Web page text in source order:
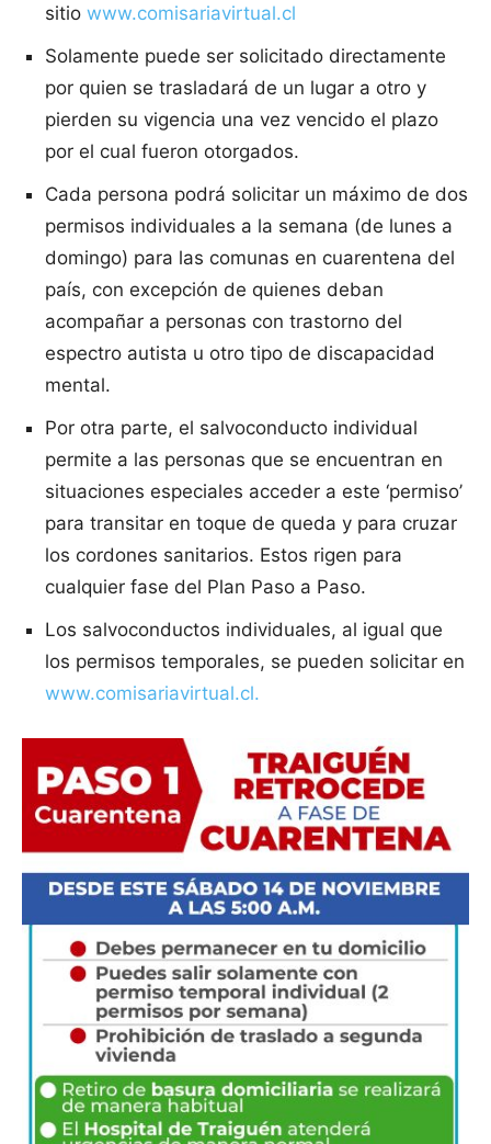
sitio www.comisariavirtual.cl
Solamente puede ser solicitado directamente
por quien se trasladará de un lugar a otro y
pierden su vigencia una vez vencido el plazo
por el cual fueron otorgados.
Cada persona podrá solicitar un máximo de dos
permisos individuales a la semana (de lunes a
domingo) para las comunas en cuarentena del
país, con excepción de quienes deban
acompañar a personas con trastorno del
espectro autista u otro tipo de discapacidad
mental.
Por otra parte, el salvoconducto individual
permite a las personas que se encuentran en
situaciones especiales acceder a este ‘permiso’
para transitar en toque de queda y para cruzar
los cordones sanitarios. Estos rigen para
cualquier fase del Plan Paso a Paso.
Los salvoconductos individuales, al igual que
los permisos temporales, se pueden solicitar en
www.comisariavirtual.cl.